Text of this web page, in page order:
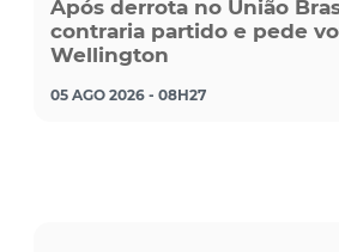
Após derrota no União
contraria partido e pede
Wellington
05 AGO 2026 - 08H27